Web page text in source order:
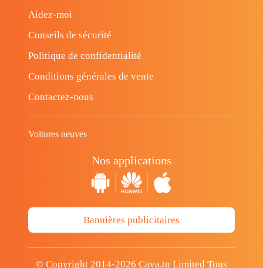
Aidez-moi
Conseils de sécurité
Politique de confidentialité
Conditions générales de vente
Contactez-nous
Voitures neuves
Nos applications
Bannières publicitaires
© Copyright 2014-2026 Cava.tn Limited Tous